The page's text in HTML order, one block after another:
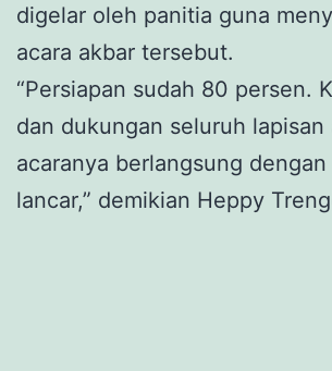
digelar oleh panitia guna
acara akbar tersebut.
“Persiapan sudah 80 persen.
dan dukungan seluruh lapisan
acaranya berlangsung dengan
lancar,” demikian Heppy